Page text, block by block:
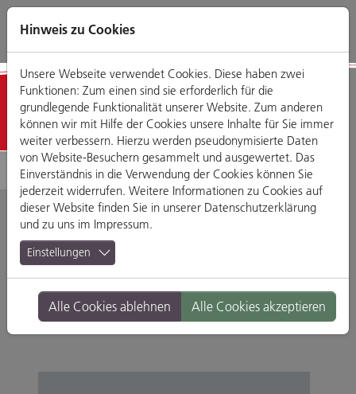
Direkt
zum
Zum
Hauptmenü
Zum
Footermenü
Zur
Website-
Detailansicht
Indian Palace
Engelburgergasse 1, 93047 Regensburg
Branche: Restaurants & Gasthäuser
Standort: Altstadt
Hinweis zu Cookies
Unsere Webseite verwendet Cookies. Diese haben zwei
Funktionen: Zum einen sind sie erforderlich für die
grundlegende Funktionalität unserer Website. Zum anderen
können wir mit Hilfe der Cookies unsere Inhalte für Sie immer
weiter verbessern. Hierzu werden pseudonymisierte Daten
von Website-Besuchern gesammelt und ausgewertet. Das
Einverständnis in die Verwendung der Cookies können Sie
jederzeit widerrufen. Weitere Informationen zu Cookies auf
dieser Website finden Sie in unserer Datenschutzerklärung
und zu uns im Impressum.
Einstellungen
Alle Cookies ablehnen Alle Cookies akzeptieren